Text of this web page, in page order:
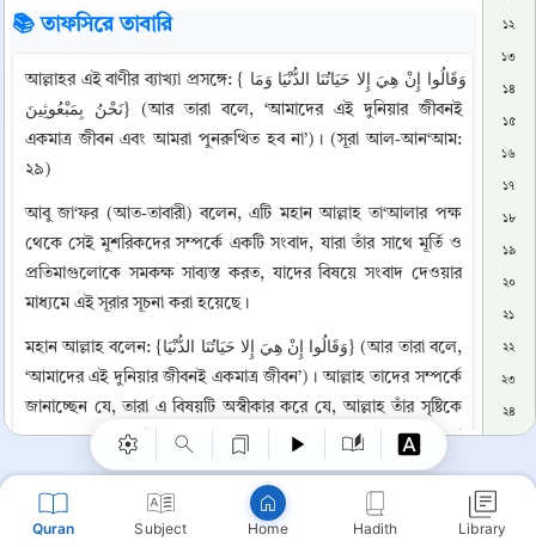
Quran Subject Home Hadith Library
📚 তাফসিরে তাবারি
আল্লাহর এই বাণীর ব্যাখ্যা প্রসঙ্গে: {وَقَالُوا إِنْ هِيَ إِلا حَيَاتُنَا الدُّنْيَا وَمَا
نَحْنُ بِمَبْعُوثِينَ} (আর তারা বলে, ‘আমাদের এই দুনিয়ার জীবনই
একমাত্র জীবন এবং আমরা পুনরুত্থিত হব না’)। (সূরা আল-আন‘আম:
২৯)
আবু জা‘ফর (আত-তাবারী) বলেন, এটি মহান আল্লাহ তা‘আলার পক্ষ
থেকে সেই মুশরিকদের সম্পর্কে একটি সংবাদ, যারা তাঁর সাথে মূর্তি ও
প্রতিমাগুলোকে সমকক্ষ সাব্যস্ত করত, যাদের বিষয়ে সংবাদ দেওয়ার
মাধ্যমে এই সূরার সূচনা করা হয়েছে।
মহান আল্লাহ বলেন: {وَقَالُوا إِنْ هِيَ إِلا حَيَاتُنَا الدُّنْيَا} (আর তারা বলে,
‘আমাদের এই দুনিয়ার জীবনই একমাত্র জীবন’)। আল্লাহ তাদের সম্পর্কে
জানাচ্ছেন যে, তারা এ বিষয়টি অস্বীকার করে যে, আল্লাহ তাঁর সৃষ্টিকে
মৃত্যুর পর পুনরায় জীবিত করবেন। আর তারা বলে: “মৃত্যুর পরে কোনো
জীবন নেই, এবং ধ্বংসের পরে কোনো পুনরুত্থান বা পুনর্জীবন নেই।”
তাদের এই অস্বীকৃতি এবং পরকালে আল্লাহর পুরস্কার ও শাস্তিকে
অস্বীকার করার কারণে, তারা কোন পাপে লিপ্ত হলো বা কোন
১২
১৩
১৪
১৫
১৬
১৭
১৮
১৯
২০
২১
২২
২৩
২৪
২৬